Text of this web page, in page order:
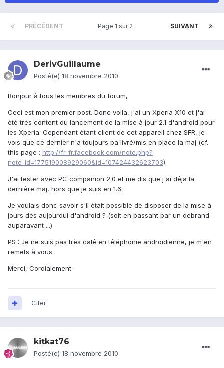
PRÉCÉDENT SUIVANT
Page 1 sur 2
DerivGuillaume
Posté(e) 18 novembre 2010
Bonjour à tous les membres du forum,
Ceci est mon premier post. Donc voila, j'ai un Xperia X10 et j'ai
été très content du lancement de la mise à jour 2.1 d'android pour
les Xperia. Cependant étant client de cet appareil chez SFR, je
vois que ce dernier n'a toujours pa livré/mis en place la maj (cf.
this page : http://fr-fr.facebook.com/note.php?
note_id=177519008929060&id=107424432623703).
J'ai tester avec PC companion 2.0 et me dis que j'ai déja la
dernière maj, hors que je suis en 1.6.
Je voulais donc savoir s'il était possible de disposer de la mise à
jours dès aujourdui d'android ? (soit en passant par un debrand
auparavant ...)
PS : Je ne suis pas très calé en téléphonie androidienne, je m'en
remets à vous .
Merci, Cordialement.
Citer
kitkat76
Posté(e) 18 novembre 2010